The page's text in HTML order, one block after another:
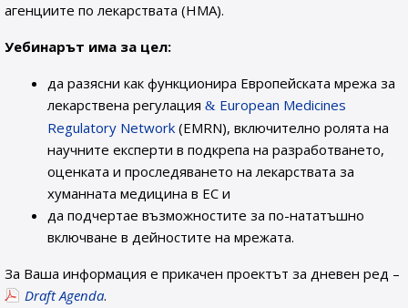
агенциите по лекарствата (HMA).
Уебинарът има за цел:
да разясни как функционира Европейската мрежа за
лекарствена регулация
European Medicines
Regulatory Network (EMRN), включително ролята на
научните експерти в подкрепа на разработването,
оценката и проследяването на лекарствата за
хуманната медицина в ЕС и
да подчертае възможностите за по-нататъшно
включване в дейностите на мрежата.
За Ваша информация е прикачен проектът за дневен ред –
Draft Agenda.